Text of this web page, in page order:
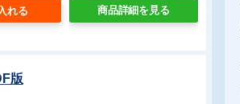
商品詳細を見る
版